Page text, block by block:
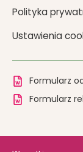
Polityka
Ustawienia
Formularz
Formularz